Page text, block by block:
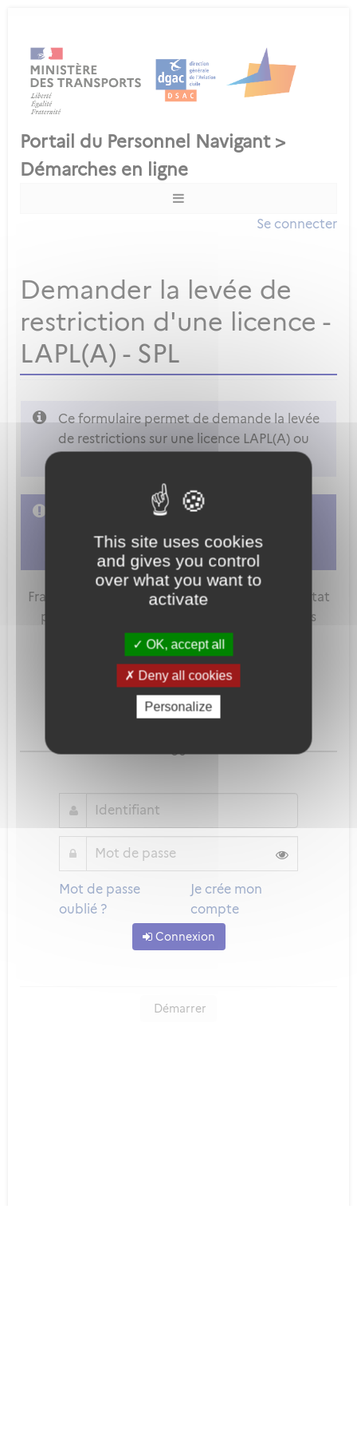
This site uses cookies
and gives you control
over what you want to
activate
OK, accept all
Deny all cookies
Personalize
Se connecter
Demander la levée de
restriction d'une licence -
LAPL(A) - SPL
Ce formulaire permet de demande la levée
de restrictions sur une licence LAPL(A) ou
L'accès à cette démarche ne vous est pas
autorisé. Afin d'y avoir accès, vous devez
vous connecterouvous créer un compte
FranceConnect est la solution proposée par l'Etat
pour sécuriser et simplifier la connexion à vos
services en ligne.
Qu'est-ce que FranceConnect ?
ou
Mot de passe
oublié ?
Je crée mon
compte
Connexion
Démarrer